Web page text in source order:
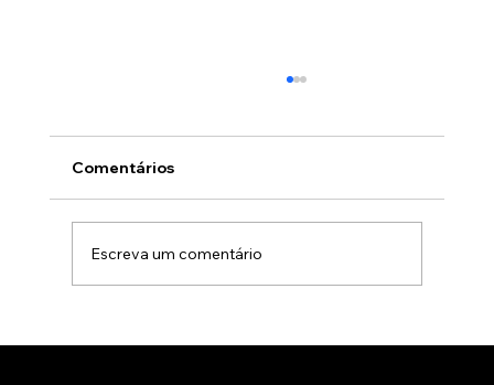
Comentários
Escreva um comentário